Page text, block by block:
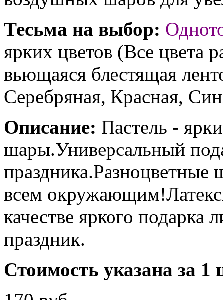
Тесьма на выбор:
ярких цветов (Все цвета
вьющаяся блестящая
Серебряная, Красная,
Описание: Пастель -
шары.Универсальный
праздника.Разноцветные
всем
качестве яркого
праздник.
Стоимость указана за 1